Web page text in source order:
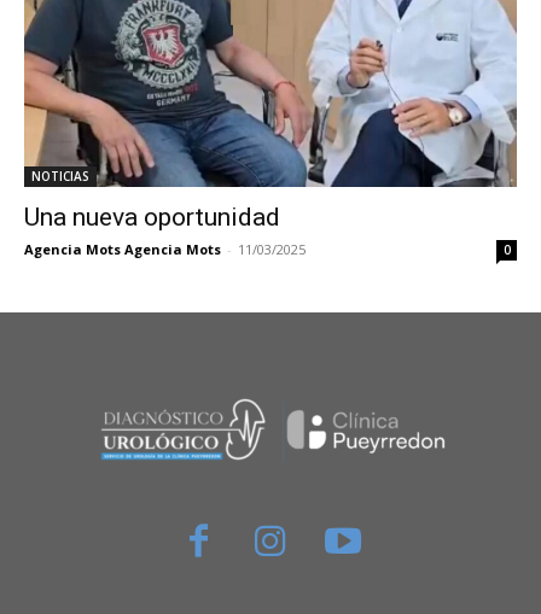
NOTICIAS
Una nueva oportunidad
Agencia Mots Agencia Mots - 11/03/2025 0